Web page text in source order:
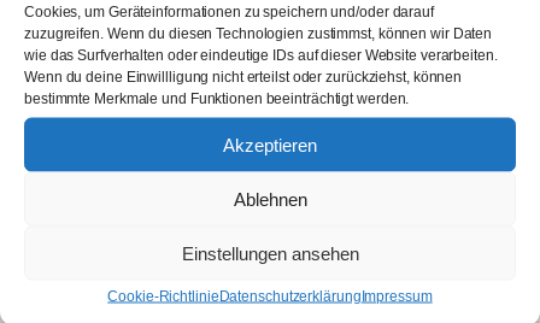
Cookies, um Geräteinformationen zu speichern und/oder darauf
zuzugreifen. Wenn du diesen Technologien zustimmst, können wir Daten
wie das Surfverhalten oder eindeutige IDs auf dieser Website verarbeiten.
Wenn du deine Einwillligung nicht erteilst oder zurückziehst, können
bestimmte Merkmale und Funktionen beeinträchtigt werden.
Akzeptieren
Ablehnen
Einstellungen ansehen
Cookie-RichtlinieDatenschutzerklärungImpressum